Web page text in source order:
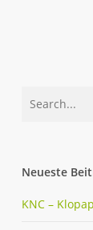
Neueste
KNC –